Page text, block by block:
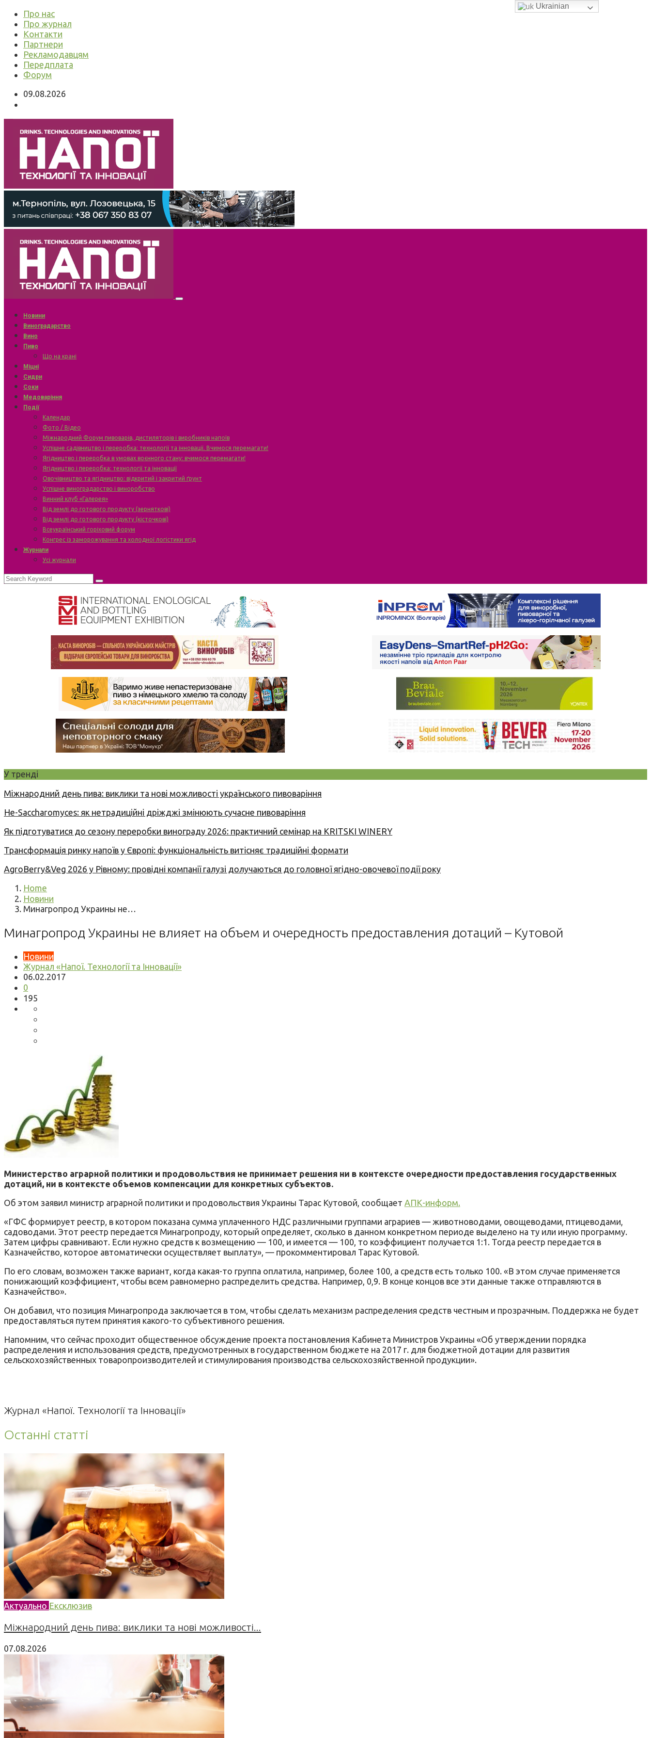
Про нас
Про журнал
Контакти
Партнери
Рекламодавцям
Передплата
Форум
09.08.2026
Новини
Виноградарство
Вино
Пиво
Що на крані
Міцні
Сидри
Соки
Медоваріння
Події
Календар
Фото / Відео
Міжнародний Форум пивоварів, дистиляторів і виробників напоїв
Успішне садівництво і переробка: технології та інновації. Вчимося перемагати!
Ягідництво і переробка в умовах воєнного стану: вчимося перемагати!
Ягідництво і переробка: технології та інновації
Овочівництво та ягідництво: відкритий і закритий ґрунт
Успішне виноградарство і виноробство
Винний клуб «Галерея»
Від землі до готового продукту (зерняткові)
Від землі до готового продукту (кісточкові)
Всеукраїнський горіховий форум
Конгрес із заморожування та холодної логістики ягід
Журнали
Усі журнали
У тренді
Міжнародний день пива: виклики та нові можливості українського пивоваріння
Не-Saccharomyces: як нетрадиційні дріжджі змінюють сучасне пивоваріння
Як підготуватися до сезону переробки винограду 2026: практичний семінар на KRITSKI WINERY
Трансформація ринку напоїв у Європі: функціональність витісняє традиційні формати
AgroBerry&Veg 2026 у Рівному: провідні компанії галузі долучаються до головної ягідно-овочевої події року
Home
Новини
Минагропрод Украины не…
Минагропрод Украины не влияет на объем и очередность предоставления дотаций – Кутовой
Новини
Журнал «Напої. Технології та Інновації»
06.02.2017
0
195
Министерство аграрной политики и продовольствия не принимает решения ни в контексте очередности предоставления государственных
дотаций, ни в контексте объемов компенсации для конкретных субъектов.
Об этом заявил министр аграрной политики и продовольствия Украины Тарас Кутовой, сообщает АПК-информ.
«ГФС формирует реестр, в котором показана сумма уплаченного НДС различными группами аграриев — животноводами, овощеводами, птицеводами,
садоводами. Этот реестр передается Минагропроду, который определяет, сколько в данном конкретном периоде выделено на ту или иную программу.
Затем цифры сравнивают. Если нужно средств к возмещению — 100, и имеется — 100, то коэффициент получается 1:1. Тогда реестр передается в
Казначейство, которое автоматически осуществляет выплату», — прокомментировал Тарас Кутовой.
По его словам, возможен также вариант, когда какая-то группа оплатила, например, более 100, а средств есть только 100. «В этом случае применяется
понижающий коэффициент, чтобы всем равномерно распределить средства. Например, 0,9. В конце концов все эти данные также отправляются в
Казначейство».
Он добавил, что позиция Минагропрода заключается в том, чтобы сделать механизм распределения средств честным и прозрачным. Поддержка не будет
предоставляться путем принятия какого-то субъективного решения.
Напомним, что сейчас проходит общественное обсуждение проекта постановления Кабинета Министров Украины «Об утверждении порядка
распределения и использования средств, предусмотренных в государственном бюджете на 2017 г. для бюджетной дотации для развития
сельскохозяйственных товаропроизводителей и стимулирования производства сельскохозяйственной продукции».
Журнал «Напої. Технології та Інновації»
Останні статті
Актуально Ексклюзив
Міжнародний день пива: виклики та нові можливості...
07.08.2026
Ukrainian